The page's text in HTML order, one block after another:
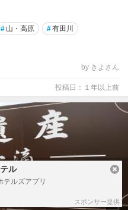
# 山・高原 #有田川
by きよさん
投稿日：１年以上前
ル
テルズアプリ
スポンサー提供